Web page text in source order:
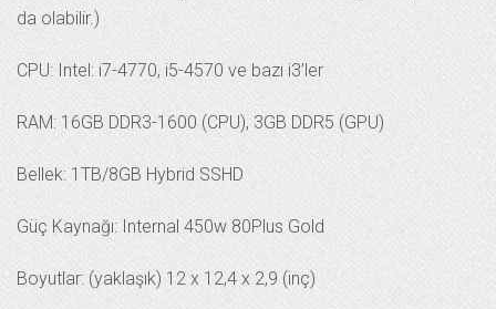
da olabilir.)
CPU: Intel: i7-4770, i5-4570 ve bazı i3’ler
RAM: 16GB DDR3-1600 (CPU), 3GB DDR5 (GPU)
Bellek: 1TB/8GB Hybrid SSHD
Güç Kaynağı: Internal 450w 80Plus Gold
Boyutlar: (yaklaşık) 12 x 12,4 x 2,9 (inç)